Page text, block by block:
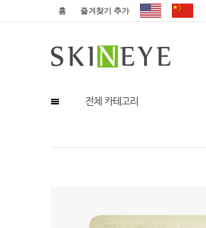
홈 즐겨찾기 추가
전체 카테고리